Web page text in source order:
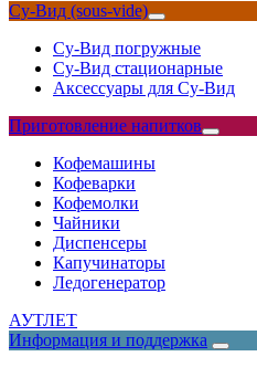
Су-Вид (sous-vide)
Су-Вид погружные
Су-Вид стационарные
Аксессуары для Су-Вид
Приготовление напитков
Кофемашины
Кофеварки
Кофемолки
Чайники
Диспенсеры
Капучинаторы
Ледогенератор
АУТЛЕТ
Информация и поддержка